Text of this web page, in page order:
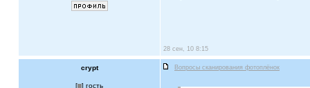
28 сен, 10 8:15
crypt Вопросы сканирования фотоплёнок
[ ] гость